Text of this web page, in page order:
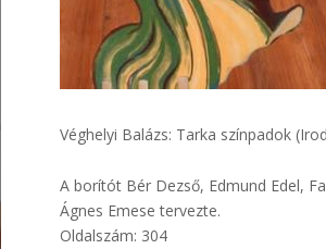
Véghelyi Balázs: Tarka színpadok
A borítót Bér Dezső, Edmund Edel,
Ágnes Emese tervezte.
Oldalszám: 304